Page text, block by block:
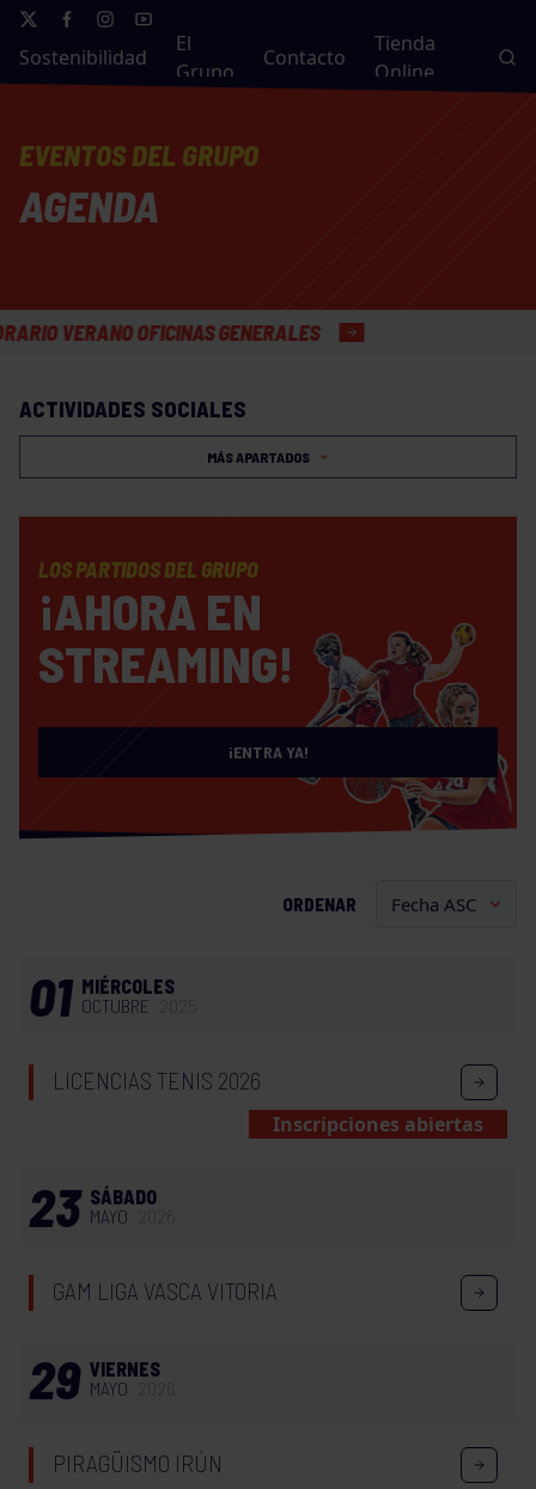
Sostenibilidad
El
Grupo
Contacto
Tienda
Online
EVENTOS DEL GRUPO
AGENDA
OFICINAS GENERALES
ACTIVIDADES SOCIALES
MÁS APARTADOS
LOS PARTIDOS DEL GRUPO
¡AHORA EN
STREAMING!
¡ENTRA YA!
ORDENAR
01 MIÉRCOLES
OCTUBRE
LICENCIAS TENIS 2026
Inscripciones abiertas
23 SÁBADO
MAYO
GAM LIGA VASCA VITORIA
29 VIERNES
MAYO
PIRAGÜISMO IRÚN